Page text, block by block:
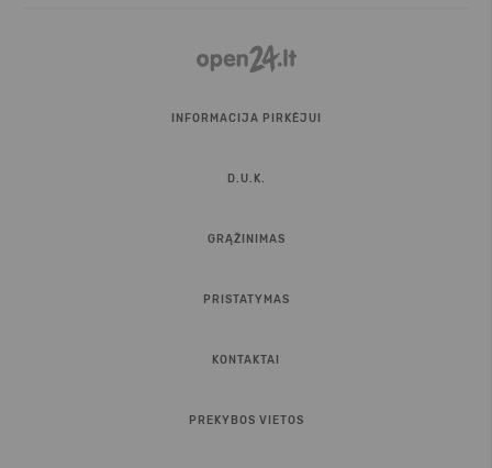
INFORMACIJA PIRKĖJUI
D.U.K.
GRĄŽINIMAS
PRISTATYMAS
KONTAKTAI
PREKYBOS VIETOS